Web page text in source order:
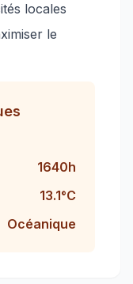
locales
le
1640h
13.1°C
Océanique